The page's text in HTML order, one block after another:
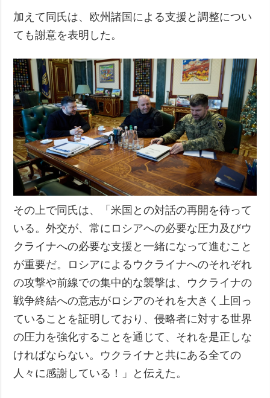
加えて同氏は、欧州諸国による支援と調整につい
ても謝意を表明した。
その上で同氏は、「米国との対話の再開を待って
いる。外交が、常にロシアへの必要な圧力及びウ
クライナへの必要な支援と一緒になって進むこと
が重要だ。ロシアによるウクライナへのそれぞれ
の攻撃や前線での集中的な襲撃は、ウクライナの
戦争終結への意志がロシアのそれを大きく上回っ
ていることを証明しており、侵略者に対する世界
の圧力を強化することを通じて、それを是正しな
ければならない。ウクライナと共にある全ての
人々に感謝している！」と伝えた。